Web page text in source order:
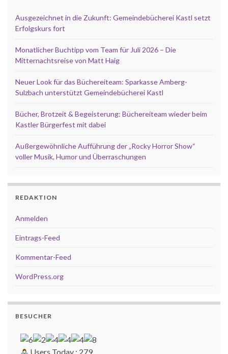
Ausgezeichnet in die Zukunft: Gemeindebücherei Kastl setzt
Erfolgskurs fort
Monatlicher Buchtipp vom Team für Juli 2026 – Die
Mitternachtsreise von Matt Haig
Neuer Look für das Büchereiteam: Sparkasse Amberg-
Sulzbach unterstützt Gemeindebücherei Kastl
Bücher, Brotzeit & Begeisterung: Büchereiteam wieder beim
Kastler Bürgerfest mit dabei
Außergewöhnliche Aufführung der „Rocky Horror Show“
voller Musik, Humor und Überraschungen
REDAKTION
Anmelden
Eintrags-Feed
Kommentar-Feed
WordPress.org
BESUCHER
Users Today : 279